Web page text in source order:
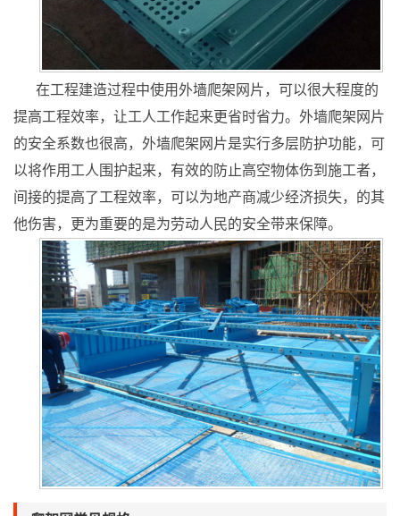
在工程建造过程中使用外墙爬架网片，可以很大程度的
提高工程效率，让工人工作起来更省时省力。外墙爬架网片
的安全系数也很高，外墙爬架网片是实行多层防护功能，可
以将作用工人围护起来，有效的防止高空物体伤到施工者，
间接的提高了工程效率，可以为地产商减少经济损失，的其
他伤害，更为重要的是为劳动人民的安全带来保障。